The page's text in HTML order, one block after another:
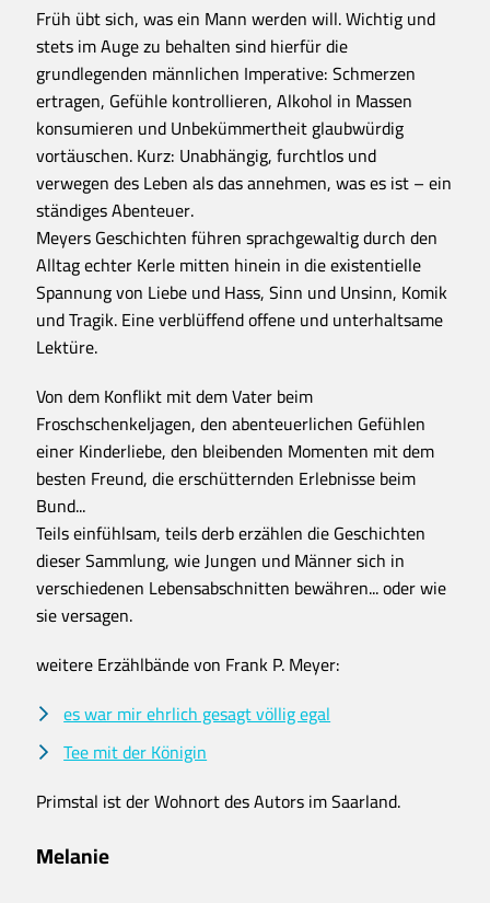
Früh übt sich, was ein Mann werden will. Wichtig und
stets im Auge zu behalten sind hierfür die
grundlegenden männlichen Imperative: Schmerzen
ertragen, Gefühle kontrollieren, Alkohol in Massen
konsumieren und Unbekümmertheit glaubwürdig
vortäuschen. Kurz: Unabhängig, furchtlos und
verwegen des Leben als das annehmen, was es ist – ein
ständiges Abenteuer.
Meyers Geschichten führen sprachgewaltig durch den
Alltag echter Kerle mitten hinein in die existentielle
Spannung von Liebe und Hass, Sinn und Unsinn, Komik
und Tragik. Eine verblüffend offene und unterhaltsame
Lektüre.
Von dem Konflikt mit dem Vater beim
Froschschenkeljagen, den abenteuerlichen Gefühlen
einer Kinderliebe, den bleibenden Momenten mit dem
besten Freund, die erschütternden Erlebnisse beim
Bund...
Teils einfühlsam, teils derb erzählen die Geschichten
dieser Sammlung, wie Jungen und Männer sich in
verschiedenen Lebensabschnitten bewähren... oder wie
sie versagen.
weitere Erzählbände von Frank P. Meyer:
es war mir ehrlich gesagt völlig egal
Tee mit der Königin
Primstal ist der Wohnort des Autors im Saarland.
Melanie